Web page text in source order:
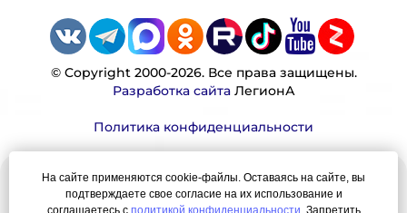
© Copyright 2000-2026. Все права защищены.
Разработка сайтаЛегионА
Политика конфиденциальности
Наша миссия:
На сайте применяются cookie-файлы. Оставаясь на сайте, вы
подтверждаете свое согласие на их использование и
соглашаетесь с политикой конфиденциальности . Запретить